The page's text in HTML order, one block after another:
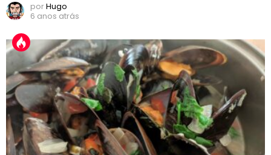
porHugo
6 anos atrás